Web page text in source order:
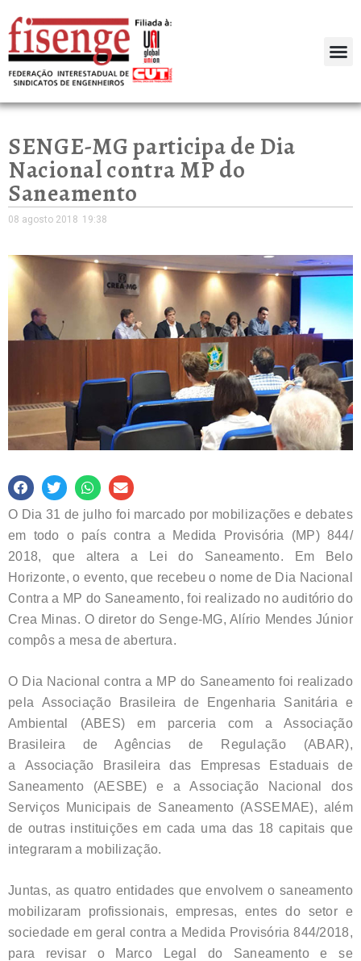
SENGE-MG participa de Dia
Nacional contra MP do
Saneamento
08 agosto 2018 19:38
O Dia 31 de julho foi marcado por mobilizações e debates
em todo o país contra a Medida Provisória (MP) 844/
2018, que altera a Lei do Saneamento. Em Belo
Horizonte, o evento, que recebeu o nome de Dia Nacional
Contra a MP do Saneamento, foi realizado no auditório do
Crea Minas. O diretor do Senge-MG, Alírio Mendes Júnior
compôs a mesa de abertura.
O Dia Nacional contra a MP do Saneamento foi realizado
pela Associação Brasileira de Engenharia Sanitária e
Ambiental (ABES) em parceria com a Associação
Brasileira de Agências de Regulação (ABAR),
a Associação Brasileira das Empresas Estaduais de
Saneamento (AESBE) e a Associação Nacional dos
Serviços Municipais de Saneamento (ASSEMAE), além
de outras instituições em cada uma das 18 capitais que
integraram a mobilização.
Juntas, as quatro entidades que envolvem o saneamento
mobilizaram profissionais, empresas, entes do setor e
sociedade em geral contra a Medida Provisória 844/2018,
para revisar o Marco Legal do Saneamento e se